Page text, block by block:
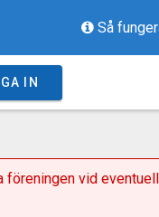
Så
IN
föreningen vid